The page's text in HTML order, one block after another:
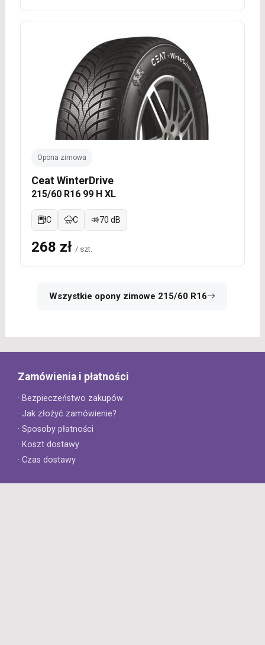
Opona zimowa
Ceat WinterDrive
215/60 R16 99 H XL
C C 70 dB
268 zł / szt.
Wszystkie opony zimowe 215/60 R16
Zamówienia i płatności
· Bezpieczeństwo zakupów
· Jak złożyć zamówienie?
· Sposoby płatności
· Koszt dostawy
· Czas dostawy